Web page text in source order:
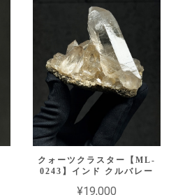
クォーツクラスター【ML-
0243】インド クルバレー
¥19,000